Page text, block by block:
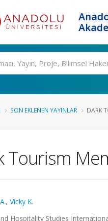
SON EKLENEN YAYINLAR DARK
Tourism
, Vicky K.
Hospitality Studies